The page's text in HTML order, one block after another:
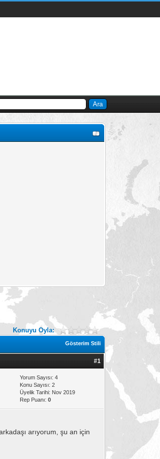
Konuyu Oyla:
Gösterim Stili
#1
Yorum Sayısı: 4
Konu Sayısı: 2
Üyelik Tarihi: Nov 2019
Rep Puanı:0
arıyorum, şu an için